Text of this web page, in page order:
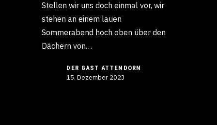
Stellen wir uns doch einmal vor, wir
stehen an einem lauen
Sommerabend hoch oben über den
Dächern von…
DER GAST ATTENDORN
15. Dezember 2023